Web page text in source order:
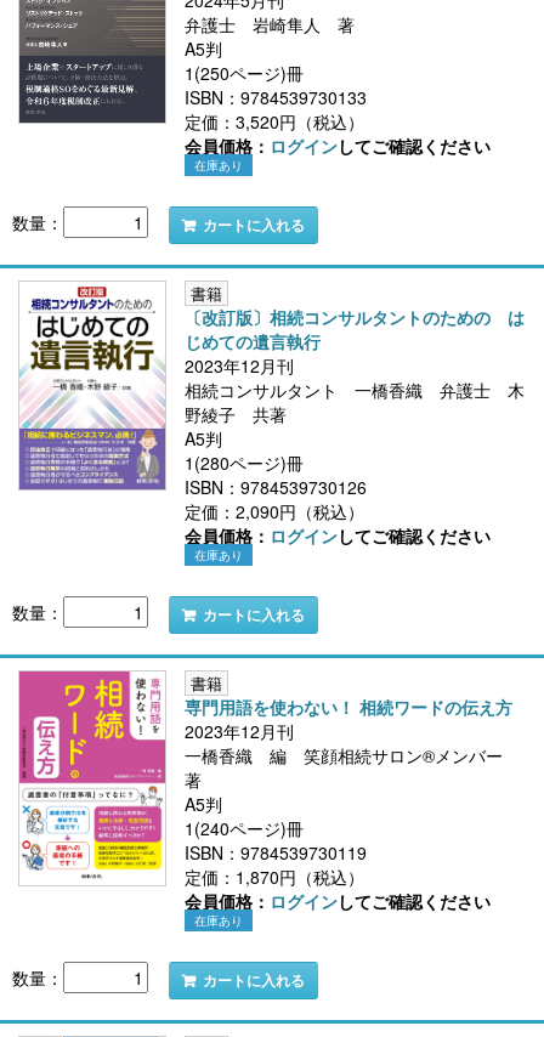
弁護士 岩崎隼人 著
A5判
1(250ページ)冊
ISBN：9784539730133
定価：3,520円（税込）
会員価格： ログインしてご確認ください
在庫あり
数量： カートに入れる
書籍
〔改訂版〕相続コンサルタントのための は
じめての遺言執行
2023年12月刊
相続コンサルタント 一橋香織 弁護士 木
野綾子 共著
A5判
1(280ページ)冊
ISBN：9784539730126
定価：2,090円（税込）
会員価格： ログインしてご確認ください
在庫あり
数量： カートに入れる
書籍
専門用語を使わない！ 相続ワードの伝え方
2023年12月刊
一橋香織 編 笑顔相続サロン®メンバー
著
A5判
1(240ページ)冊
ISBN：9784539730119
定価：1,870円（税込）
会員価格： ログインしてご確認ください
在庫あり
数量： カートに入れる